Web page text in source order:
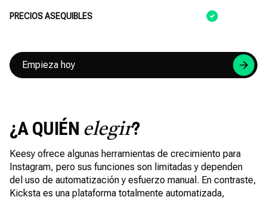
PRECIOS ASEQUIBLES
Empieza hoy
¿A QUIÉN elegir?
Keesy ofrece algunas herramientas de crecimiento para
Instagram, pero sus funciones son limitadas y dependen
del uso de automatización y esfuerzo manual. En contraste,
Kicksta es una plataforma totalmente automatizada,